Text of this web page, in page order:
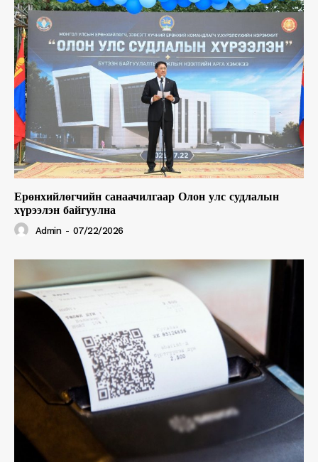
Ерөнхийлөгчийн санаачилгаар Олон улс судлалын
хүрээлэн байгуулна
Admin - 07/22/2026